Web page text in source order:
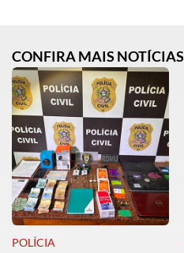
CONFIRA MAIS NOTÍCIAS
POLÍCIA